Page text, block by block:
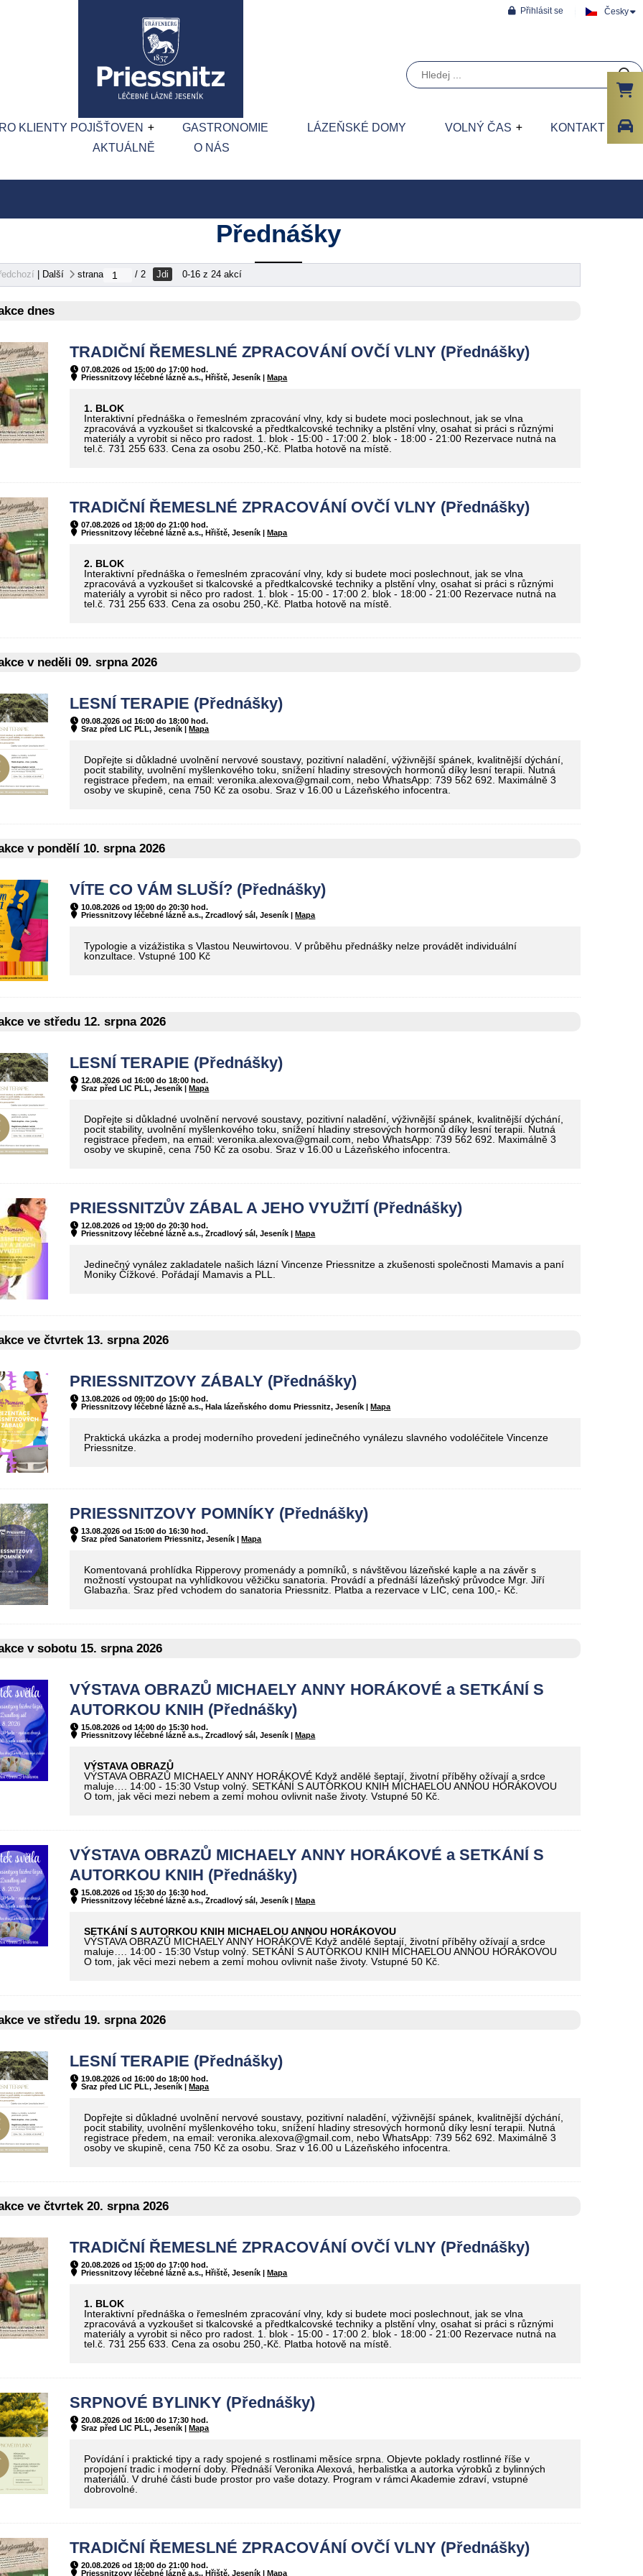
Česky
Přihlásit se
KLIENTY POJIŠŤOVEN GASTRONOMIE LÁZEŇSKÉ DOMY VOLNÝ ČAS
KONTAKT
AKTUÁLNĚ
O NÁS
Přednášky
Další strana / 2 Jdi 0-16 z 24 akcí
dnes
TRADIČNÍ ŘEMESLNÉ ZPRACOVÁNÍ OVČÍ VLNY (Přednášky)
07.08.2026 od 15:00 do 17:00 hod.
Priessnitzovy léčebné lázně a.s., Hřiště, Jeseník |Mapa
1. BLOK
Interaktivní přednáška o řemeslném zpracování vlny, kdy si budete moci poslechnout, jak se vlna
zpracovává a vyzkoušet si tkalcovské a předtkalcovské techniky a plstění vlny, osahat si práci s různými
materiály a vyrobit si něco pro radost. 1. blok - 15:00 - 17:00 2. blok - 18:00 - 21:00 Rezervace nutná na
tel.č. 731 255 633. Cena za osobu 250,-Kč. Platba hotově na místě.
TRADIČNÍ ŘEMESLNÉ ZPRACOVÁNÍ OVČÍ VLNY (Přednášky)
07.08.2026 od 18:00 do 21:00 hod.
Priessnitzovy léčebné lázně a.s., Hřiště, Jeseník |Mapa
2. BLOK
Interaktivní přednáška o řemeslném zpracování vlny, kdy si budete moci poslechnout, jak se vlna
zpracovává a vyzkoušet si tkalcovské a předtkalcovské techniky a plstění vlny, osahat si práci s různými
materiály a vyrobit si něco pro radost. 1. blok - 15:00 - 17:00 2. blok - 18:00 - 21:00 Rezervace nutná na
tel.č. 731 255 633. Cena za osobu 250,-Kč. Platba hotově na místě.
v neděli 09. srpna 2026
LESNÍ TERAPIE (Přednášky)
09.08.2026 od 16:00 do 18:00 hod.
Sraz před LIC PLL, Jeseník |Mapa
Dopřejte si důkladné uvolnění nervové soustavy, pozitivní naladění, výživnější spánek, kvalitnější dýchání,
pocit stability, uvolnění myšlenkového toku, snížení hladiny stresových hormonů díky lesní terapii. Nutná
registrace předem, na email: veronika.alexova@gmail.com, nebo WhatsApp: 739 562 692. Maximálně 3
osoby ve skupině, cena 750 Kč za osobu. Sraz v 16.00 u Lázeňského infocentra.
v pondělí 10. srpna 2026
VÍTE CO VÁM SLUŠÍ? (Přednášky)
10.08.2026 od 19:00 do 20:30 hod.
Priessnitzovy léčebné lázně a.s., Zrcadlový sál, Jeseník |Mapa
Typologie a vizážistika s Vlastou Neuwirtovou. V průběhu přednášky nelze provádět individuální
konzultace. Vstupné 100 Kč
ve středu 12. srpna 2026
LESNÍ TERAPIE (Přednášky)
12.08.2026 od 16:00 do 18:00 hod.
Sraz před LIC PLL, Jeseník |Mapa
Dopřejte si důkladné uvolnění nervové soustavy, pozitivní naladění, výživnější spánek, kvalitnější dýchání,
pocit stability, uvolnění myšlenkového toku, snížení hladiny stresových hormonů díky lesní terapii. Nutná
registrace předem, na email: veronika.alexova@gmail.com, nebo WhatsApp: 739 562 692. Maximálně 3
osoby ve skupině, cena 750 Kč za osobu. Sraz v 16.00 u Lázeňského infocentra.
PRIESSNITZŮV ZÁBAL A JEHO VYUŽITÍ (Přednášky)
12.08.2026 od 19:00 do 20:30 hod.
Priessnitzovy léčebné lázně a.s., Zrcadlový sál, Jeseník |Mapa
Jedinečný vynález zakladatele našich lázní Vincenze Priessnitze a zkušenosti společnosti Mamavis a paní
Moniky Čížkové. Pořádají Mamavis a PLL.
ve čtvrtek 13. srpna 2026
PRIESSNITZOVY ZÁBALY (Přednášky)
13.08.2026 od 09:00 do 15:00 hod.
Priessnitzovy léčebné lázně a.s., Hala lázeňského domu Priessnitz, Jeseník |Mapa
Praktická ukázka a prodej moderního provedení jedinečného vynálezu slavného vodoléčitele Vincenze
Priessnitze.
PRIESSNITZOVY POMNÍKY (Přednášky)
13.08.2026 od 15:00 do 16:30 hod.
Sraz před Sanatoriem Priessnitz, Jeseník |Mapa
Komentovaná prohlídka Ripperovy promenády a pomníků, s návštěvou lázeňské kaple a na závěr s
možností vystoupat na vyhlídkovou věžičku sanatoria. Provádí a přednáší lázeňský průvodce Mgr. Jiří
Glabazňa. Sraz před vchodem do sanatoria Priessnitz. Platba a rezervace v LIC, cena 100,- Kč.
v sobotu 15. srpna 2026
VÝSTAVA OBRAZŮ MICHAELY ANNY HORÁKOVÉ a SETKÁNÍ S
AUTORKOU KNIH (Přednášky)
15.08.2026 od 14:00 do 15:30 hod.
Priessnitzovy léčebné lázně a.s., Zrcadlový sál, Jeseník |Mapa
VÝSTAVA OBRAZŮ
VÝSTAVA OBRAZŮ MICHAELY ANNY HORÁKOVÉ Když andělé šeptají, životní příběhy ožívají a srdce
maluje…. 14:00 - 15:30 Vstup volný. SETKÁNÍ S AUTORKOU KNIH MICHAELOU ANNOU HORÁKOVOU
O tom, jak věci mezi nebem a zemí mohou ovlivnit naše životy. Vstupné 50 Kč.
VÝSTAVA OBRAZŮ MICHAELY ANNY HORÁKOVÉ a SETKÁNÍ S
AUTORKOU KNIH (Přednášky)
15.08.2026 od 15:30 do 16:30 hod.
Priessnitzovy léčebné lázně a.s., Zrcadlový sál, Jeseník |Mapa
SETKÁNÍ S AUTORKOU KNIH MICHAELOU ANNOU HORÁKOVOU
VÝSTAVA OBRAZŮ MICHAELY ANNY HORÁKOVÉ Když andělé šeptají, životní příběhy ožívají a srdce
maluje…. 14:00 - 15:30 Vstup volný. SETKÁNÍ S AUTORKOU KNIH MICHAELOU ANNOU HORÁKOVOU
O tom, jak věci mezi nebem a zemí mohou ovlivnit naše životy. Vstupné 50 Kč.
ve středu 19. srpna 2026
LESNÍ TERAPIE (Přednášky)
19.08.2026 od 16:00 do 18:00 hod.
Sraz před LIC PLL, Jeseník |Mapa
Dopřejte si důkladné uvolnění nervové soustavy, pozitivní naladění, výživnější spánek, kvalitnější dýchání,
pocit stability, uvolnění myšlenkového toku, snížení hladiny stresových hormonů díky lesní terapii. Nutná
registrace předem, na email: veronika.alexova@gmail.com, nebo WhatsApp: 739 562 692. Maximálně 3
osoby ve skupině, cena 750 Kč za osobu. Sraz v 16.00 u Lázeňského infocentra.
ve čtvrtek 20. srpna 2026
TRADIČNÍ ŘEMESLNÉ ZPRACOVÁNÍ OVČÍ VLNY (Přednášky)
20.08.2026 od 15:00 do 17:00 hod.
Priessnitzovy léčebné lázně a.s., Hřiště, Jeseník |Mapa
1. BLOK
Interaktivní přednáška o řemeslném zpracování vlny, kdy si budete moci poslechnout, jak se vlna
zpracovává a vyzkoušet si tkalcovské a předtkalcovské techniky a plstění vlny, osahat si práci s různými
materiály a vyrobit si něco pro radost. 1. blok - 15:00 - 17:00 2. blok - 18:00 - 21:00 Rezervace nutná na
tel.č. 731 255 633. Cena za osobu 250,-Kč. Platba hotově na místě.
SRPNOVÉ BYLINKY (Přednášky)
20.08.2026 od 16:00 do 17:30 hod.
Sraz před LIC PLL, Jeseník |Mapa
Povídání i praktické tipy a rady spojené s rostlinami měsíce srpna. Objevte poklady rostlinné říše v
propojení tradic i moderní doby. Přednáší Veronika Alexová, herbalistka a autorka výrobků z bylinných
materiálů. V druhé části bude prostor pro vaše dotazy. Program v rámci Akademie zdraví, vstupné
dobrovolné.
TRADIČNÍ ŘEMESLNÉ ZPRACOVÁNÍ OVČÍ VLNY (Přednášky)
20.08.2026 od 18:00 do 21:00 hod.
Priessnitzovy léčebné lázně a.s., Hřiště, Jeseník |Mapa